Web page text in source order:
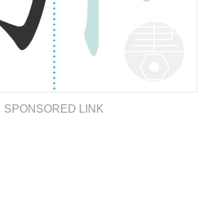
SPONSORED LINK